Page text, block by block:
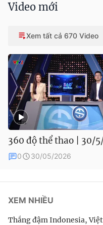
Video mới
Xem tất cả 670 Video
360 độ thể thao | 30/
0 30/05/2026
XEM NHIỀU
Thắng đậm Indonesia,